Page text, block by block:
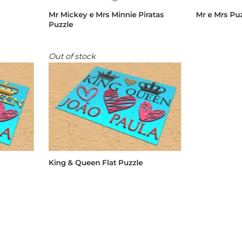
Mr Mickey e Mrs Minnie Piratas
Puzzle
Mr e Mrs
Out of stock
King & Queen Flat Puzzle